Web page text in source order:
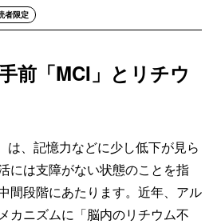
者限定
前「MCI」とリチウ
は、記憶力などに少し低下が見ら
には支障がない状態のことを指
間段階にあたります。近年、アル
カニズムに「脳内のリチウム不